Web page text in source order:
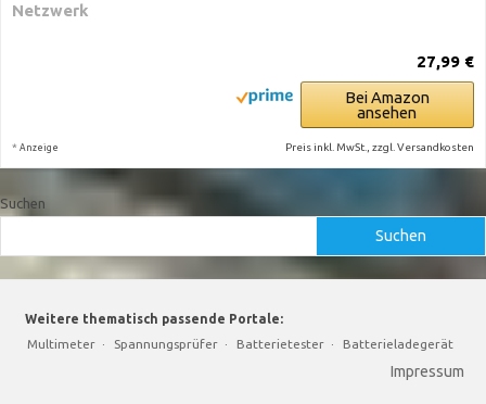
Netzwerk
27,99 €
Bei Amazon
ansehen
* Anzeige Preis inkl. MwSt., zzgl. Versandkosten
Suchen
Suchen
Weitere thematisch passende Portale:
Multimeter · Spannungsprüfer · Batterietester · Batterieladegerät
Impressum